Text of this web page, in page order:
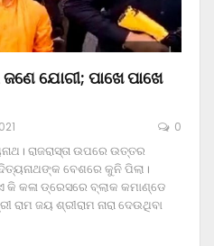
ଯୋଗୀ; ପାଖେ ପାଖେ
0
ରାଜରାସ୍ତା ଉପରେ ଉତ୍ତର
ବେଶରେ କୁନି ପିଲା।
କଳା ଡ୍ରେସରେ ବ୍ଲାକ କମାଣ୍ଡେ
ଜୟ ଶ୍ରୀରାମ ନାରା ଦେଉଥିବା